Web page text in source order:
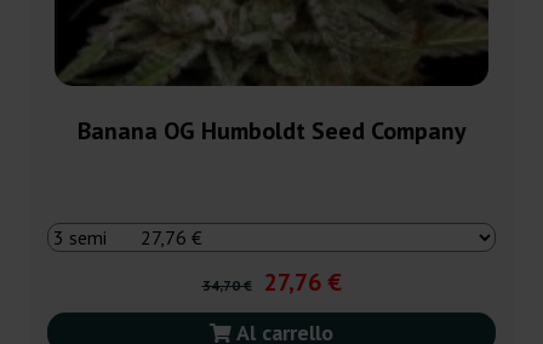
Banana OG Humboldt Seed Company
34,70 € 27,76 €
Al carrello